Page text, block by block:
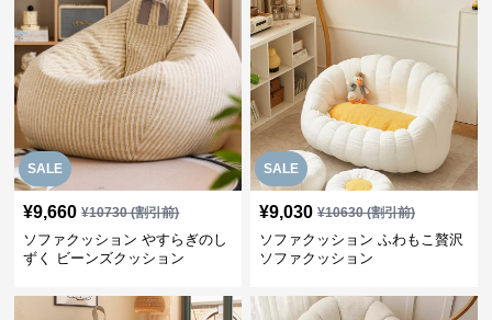
SALE
¥9,660 ¥10730(割引前)
ソファクッション やすらぎのし
ずく ビーンズクッション
SALE
¥9,030 ¥10630(割引前)
ソファクッション ふわもこ贅沢
ソファクッション